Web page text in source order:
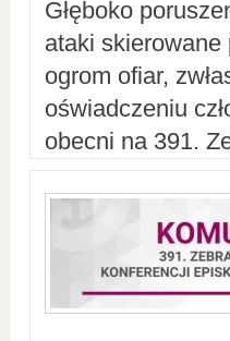
Głęboko
ataki
ogrom ofiar,
oświadczeniu
obecni na 391.